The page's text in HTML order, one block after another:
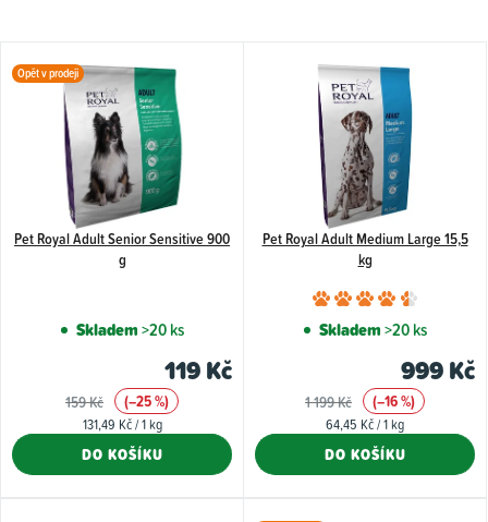
V
ý
r
ů
Opět v prodeji
Pet Royal Adult Senior Sensitive 900
g
Skladem>20 ks
119 Kč
159 Kč (–25 %)
Měrná
131,49 Kč / 1 kg
DO KOŠÍKU
Pet Royal Adult Medium Large 15,5
kg
je
4,8
z
Skladem>20 ks
999 Kč
1 199 Kč (–16 %)
Měrná
64,45 Kč / 1 kg
DO KOŠÍKU